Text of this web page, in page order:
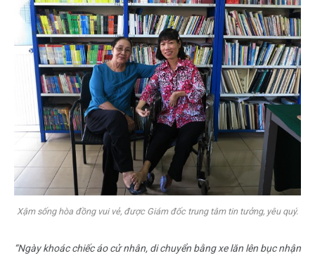
Xậm sống hòa đồng vui vẻ, được Giám đốc trung tâm tin tưởng, yêu quý.
“Ngày khoác chiếc áo cử nhân, di chuyển bằng xe lăn lên bục nhận